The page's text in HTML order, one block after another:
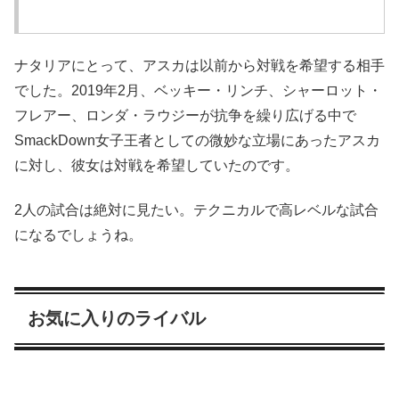
ナタリアにとって、アスカは以前から対戦を希望する相手
でした。2019年2月、ベッキー・リンチ、シャーロット・
フレアー、ロンダ・ラウジーが抗争を繰り広げる中で
SmackDown女子王者としての微妙な立場にあったアスカ
に対し、彼女は対戦を希望していたのです。
2人の試合は絶対に見たい。テクニカルで高レベルな試合
になるでしょうね。
お気に入りのライバル